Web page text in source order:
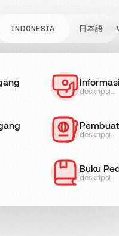
deskripsi...
deskripsi...
deskripsi...
Buku
deskripsi...
JENIS KERJA
INDONESIA 日本語